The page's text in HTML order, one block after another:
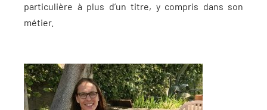
particulière à plus d’un titre, y compris dans son
métier.